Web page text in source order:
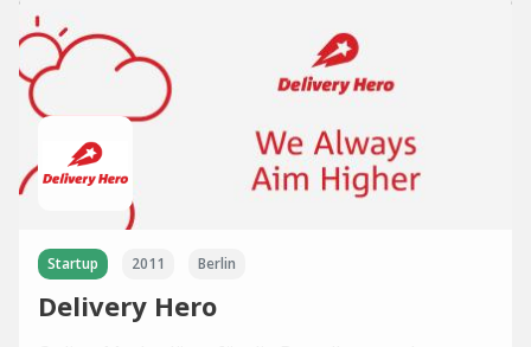
Startup 2011 Berlin
Delivery Hero